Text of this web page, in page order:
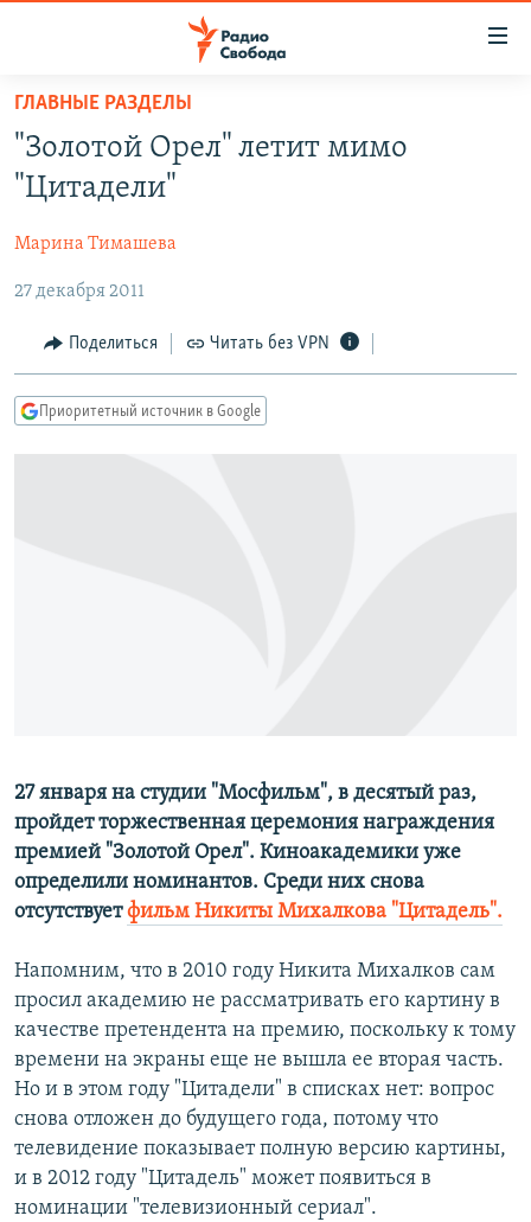
упрощенного
доступа
Вернуться
основному
Вернутся
главной
навигации
Вернутся
ПРОГРАММЫ
ПОДКАСТЫ
ЦИТАТЫ СВОБОДЫ
МНЕНИЯ
КУЛЬТУРА
IDEL.РЕАЛИИ
КАВКАЗ.РЕАЛИИ
Все сайты РСЕ/РС
ГЛАВНЫЕ РАЗДЕЛЫ
"Золотой Орел" летит мимо
"Цитадели"
Марина Тимашева
27 декабря 2011
Поделиться Читать без VPN
Приоритетный источник в Google
27 января на студии "Мосфильм", в десятый раз,
пройдет торжественная церемония награждения
премией "Золотой Орел". Киноакадемики уже
определили номинантов. Среди них снова
отсутствуетфильм Никиты Михалкова "Цитадель".
Напомним, что в 2010 году Никита Михалков сам
просил академию не рассматривать его картину в
качестве претендента на премию, поскольку к тому
времени на экраны еще не вышла ее вторая часть.
Но и в этом году "Цитадели" в списках нет: вопрос
снова отложен до будущего года, потому что
телевидение показывает полную версию картины,
и в 2012 году "Цитадель" может появиться в
номинации "телевизионный сериал".